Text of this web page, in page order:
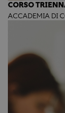
CORSO
ACCADEMIA DI